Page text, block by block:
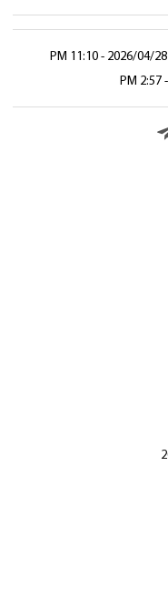
2026/04/28 - 11:10 PM